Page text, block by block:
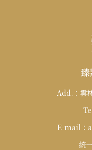
Add.： 雲
E-mail：
統